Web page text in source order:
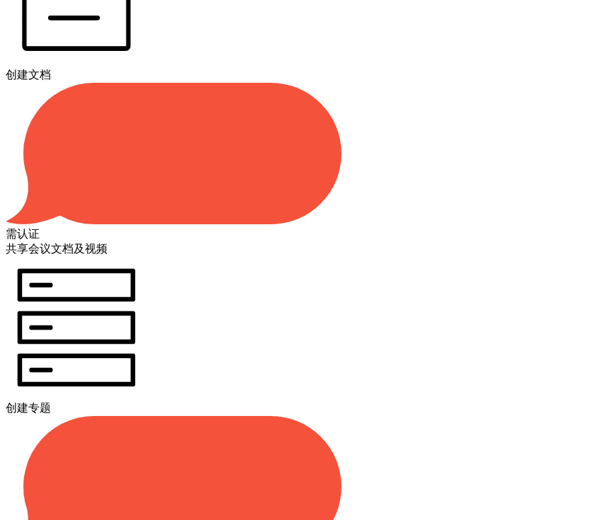
创建文档
需认证
共享会议文档及视频
创建专题